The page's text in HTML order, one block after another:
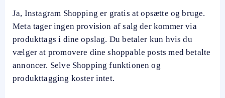
Ja, Instagram Shopping er gratis at opsætte og bruge.
Meta tager ingen provision af salg der kommer via
produkttags i dine opslag. Du betaler kun hvis du
vælger at promovere dine shoppable posts med betalte
annoncer. Selve Shopping funktionen og
produkttagging koster intet.